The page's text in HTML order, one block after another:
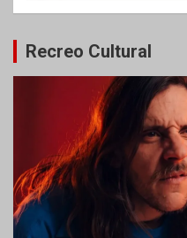
Recreo Cultural